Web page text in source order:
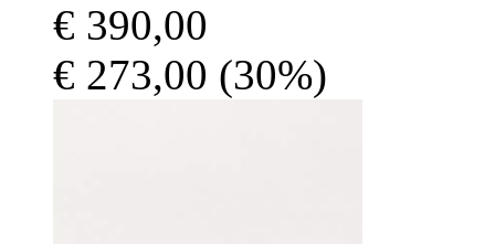
€ 390,00
€ 273,00 (30%)